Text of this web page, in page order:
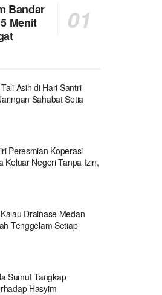
Bandar
Menit
Asih di Hari Santri
Sahabat Setia
Peresmian Koperasi
Keluar Negeri Tanpa Izin,
Drainase Medan
Tenggelam Setiap
Sumut Tangkap
Hasyim